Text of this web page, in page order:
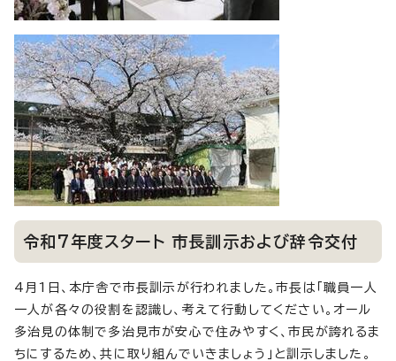
令和7年度スタート 市長訓示および辞令交付
4月1日、本庁舎で市長訓示が行われました。市長は「職員一人
一人が各々の役割を認識し、考えて行動してください。オール
多治見の体制で多治見市が安心で住みやすく、市民が誇れるま
ちにするため、共に取り組んでいきましょう」と訓示しました。